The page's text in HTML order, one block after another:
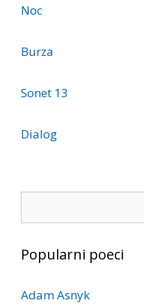
Noc
Burza
Sonet 13
Dialog
Popularni poeci
Adam Asnyk